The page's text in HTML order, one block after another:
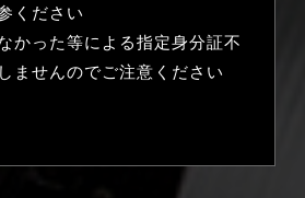
ください
かった等による指定身分証不
ませんのでご注意ください